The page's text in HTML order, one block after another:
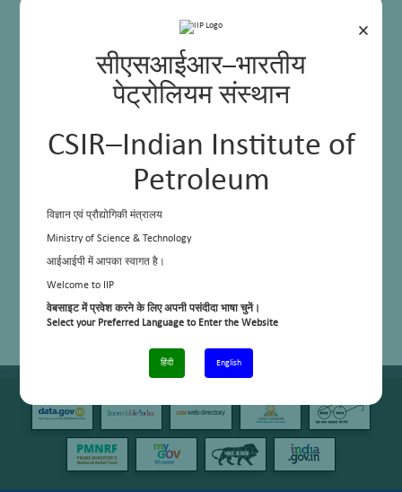
×
सीएसआईआर–भारतीय
पेट्रोलियम संस्थान
CSIR–Indian Institute of
Petroleum
विज्ञान एवं प्रौद्योगिकी मंत्रालय
Ministry of Science & Technology
आईआईपी में आपका स्वागत है।
Welcome to IIP
वेबसाइट में प्रवेश करने के लिए अपनी पसंदीदा भाषा चुनें।
Select your Preferred Language to Enter the Website
हिंदी English